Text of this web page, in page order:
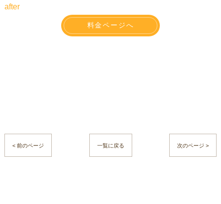
after
料金ページへ
< 前のページ 一覧に戻る 次のページ >